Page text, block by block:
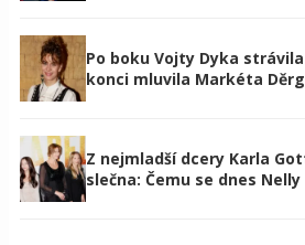
Po boku Vojty Dyka
konci mluvila Markéta
Z nejmladší dcery Karla
slečna: Čemu se dnes